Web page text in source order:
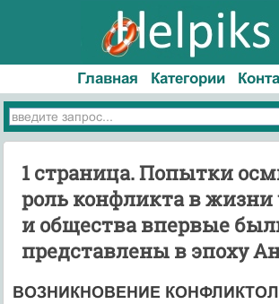
Главная Категории
1 страница. Попытки
роль конфликта в жизни
и об­щества впервые
представлены в эпоху
ВОЗНИКНОВЕНИЕ